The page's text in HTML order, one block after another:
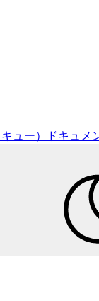
ュー）ドキュメ